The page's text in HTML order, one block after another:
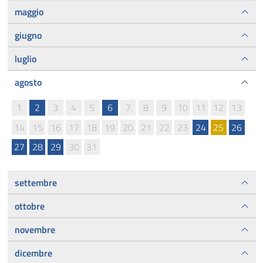
maggio
giugno
luglio
agosto
1
2 3 4 5 6 7 8 9 10 11 12
13
14
15 16 17 18 19 20 21 22 23 24 25
26
27
28 29 30 31
settembre
ottobre
novembre
dicembre